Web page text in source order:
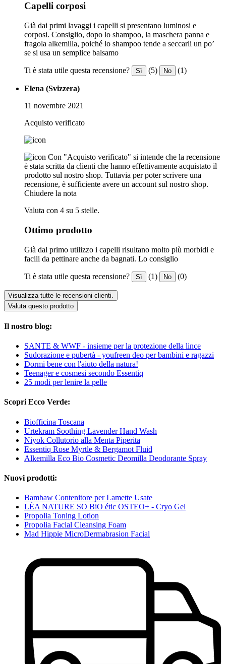
Capelli corposi
Già dai primi lavaggi i capelli si presentano luminosi e
corposi. Consiglio, dopo lo shampoo, la maschera panna e
fragola alkemilla, poiché lo shampoo tende a seccarli un po’
se si usa un semplice balsamo
Ti è stata utile questa recensione? Sì (5) No (1)
Elena (Svizzera)
11 novembre 2021
Acquisto verificato
Con "Acquisto verificato" si intende che la recensione
è stata scritta da clienti che hanno effettivamente acquistato il
prodotto sul nostro shop. Tuttavia per poter scrivere una
recensione, è sufficiente avere un account sul nostro shop.
Chiudere la nota
Valuta con 4 su 5 stelle.
Ottimo prodotto
Già dal primo utilizzo i capelli risultano molto più morbidi e
facili da pettinare anche da bagnati. Lo consiglio
Ti è stata utile questa recensione? Sì (1) No (0)
Visualizza tutte le recensioni clienti.
Valuta questo prodotto
Il nostro blog:
SANTE & WWF - insieme per la protezione della lince
Sudorazione e pubertà - youfreen deo per bambini e ragazzi
Dormi bene con l'aiuto della natura!
Teenager e cosmesi secondo Essentiq
25 modi per lenire la pelle
Scopri Ecco Verde:
Biofficina Toscana
Urtekram Soothing Lavender Hand Wash
Niyok Collutorio alla Menta Piperita
Essentiq Rose Myrtle & Bergamot Fluid
Alkemilla Eco Bio Cosmetic Deomilla Deodorante Spray
Nuovi prodotti:
Bambaw Contenitore per Lamette Usate
LÉA NATURE SO BiO étic OSTEO+ - Cryo Gel
Propolia Toning Lotion
Propolia Facial Cleansing Foam
Mad Hippie MicroDermabrasion Facial